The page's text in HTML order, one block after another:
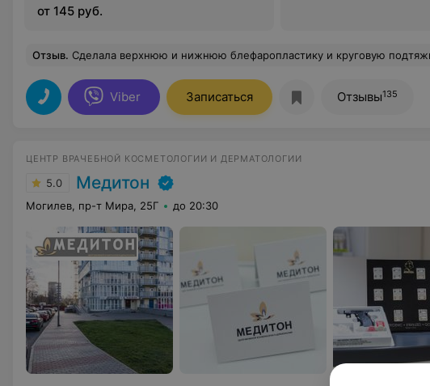
от 145 руб.
Отзыв. Сделала верхнюю и нижнюю блефаропластику и круговую подтяжку лица у Жданова Сергея Рудольфовича. Из меня он сделал красавицу!!!После круговой подтяжки лица и блефаропластики через 2 недели в караоке отмечали день рождения моей дочери( мне 53 года),все думали,что я ее подруга (дочери 28 лет) Так что врач просто чудесный,и
Viber Записаться Отзывы135
ЦЕНТР ВРАЧЕБНОЙ КОСМЕТОЛОГИИ И ДЕРМАТОЛОГИИ
5.0 Медитон
Могилев, пр-т Мира, 25Г до 20:30